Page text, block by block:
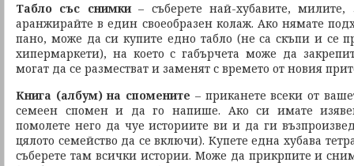
Табло със снимки– съберете най-хубавите,
аранжирайте в един своеобразен колаж. Ако нямате
пано, може да си купите едно табло (не са скъпи и се
хипермаркети), на което с габърчета може да
могат да се разместват и заменят с времето от новия
Книга (албум) на спомените – приканете всеки от
семеен спомен и да го напише. Ако си имате
помолете него да чуе историите ви и да ги
цялото семейство да се включи). Купете една хубава
съберете там всички истории. Може да прикрпите и